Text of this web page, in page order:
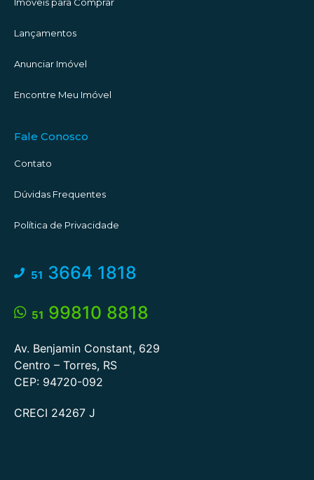
Lançamentos
Anunciar Imóvel
Encontre Meu Imóvel
Fale Conosco
Contato
Dúvidas Frequentes
Política de Privacidade
51 3664 1818
51 99810 8818
Av. Benjamin Constant, 629
Centro – Torres, RS
CEP: 94720-092
CRECI 24267 J